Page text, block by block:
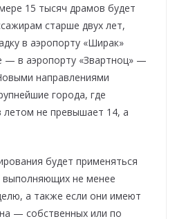
15 тысяч драмов будет
старше двух лет,
в аэропорту «Ширак»
— в аэропорту «Звартноц» —
направлениями
города, где
летом не превышает 14, а
будет применяться
выполняющих не менее
а также если они имеют
— собственных или по